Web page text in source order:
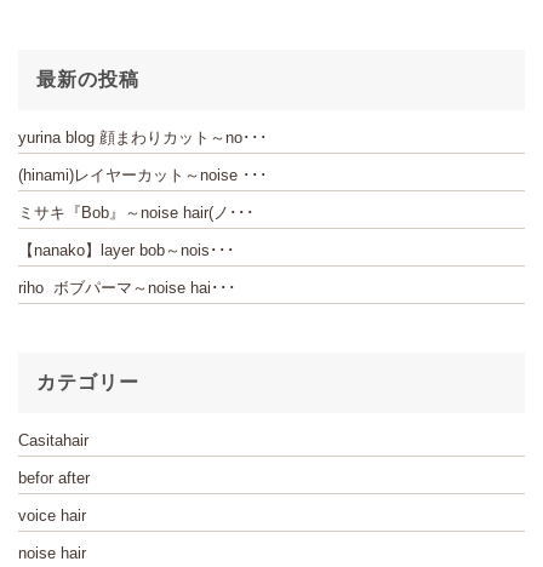
最新の投稿
yurina blog 顔まわりカット～no･･･
(hinami)レイヤーカット～noise ･･･
ミサキ『Bob』～noise hair(ノ･･･
【nanako】layer bob～nois･･･
riho ボブパーマ～noise hai･･･
カテゴリー
Casitahair
befor after
voice hair
noise hair